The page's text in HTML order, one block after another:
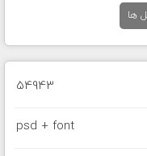
ها
54943
psd + font